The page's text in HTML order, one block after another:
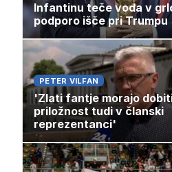
Infantinu teče voda v
podporo išče pri Trumpu
PETER VILFAN
'Zlati fantje morajo
priložnost tudi v članski
reprezentanci'